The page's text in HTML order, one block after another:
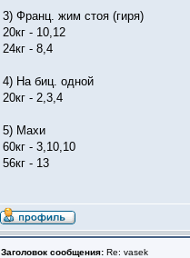
3) Франц. жим стоя (гиря)
20кг - 10,12
24кг - 8,4
4) На биц. одной
20кг - 2,3,4
5) Махи
60кг - 3,10,10
56кг - 13
Заголовок сообщения: Re: vasek